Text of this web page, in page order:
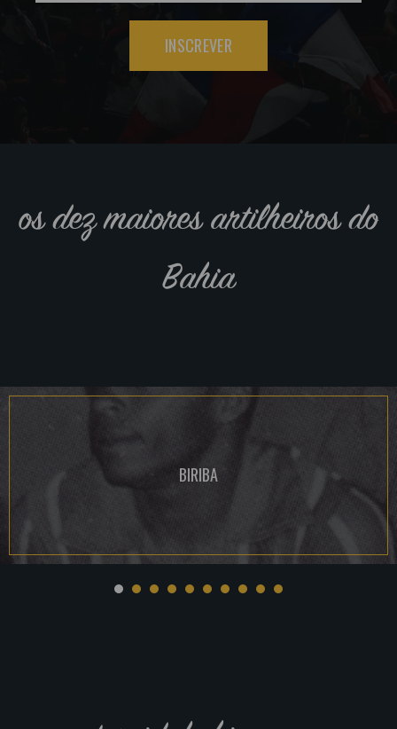
INSCREVER
os dez maiores artilheiros do
Bahia
BIRIBA